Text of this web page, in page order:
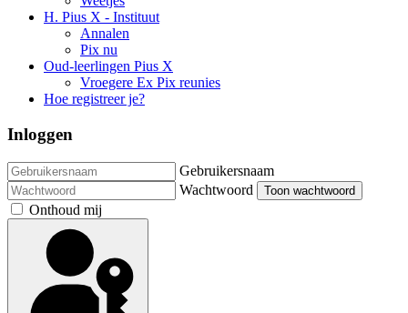
H. Pius X - Instituut
Annalen
Pix nu
Oud-leerlingen Pius X
Vroegere Ex Pix reunies
Hoe registreer je?
Inloggen
Gebruikersnaam
Wachtwoord
Toon wachtwoord
Onthoud mij